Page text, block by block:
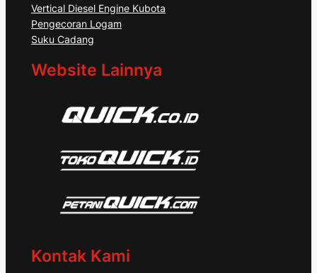
Vertical Diesel Engine Kubota
Pengecoran Logam
Suku Cadang
Website Lainnya
Kontak Kami